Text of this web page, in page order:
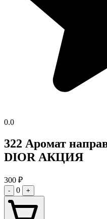
0.0
322 Аромат
DIOR АКЦИЯ
300 ₽
- 0 +